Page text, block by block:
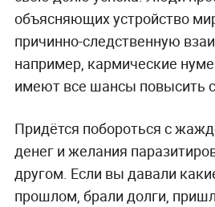
объясняющих устройство
причинно-следственную
например, кармические
имеют все шансы повысить
Придётся побороться с
денег и желания
другом. Если вы давали
прошлом, брали долги,